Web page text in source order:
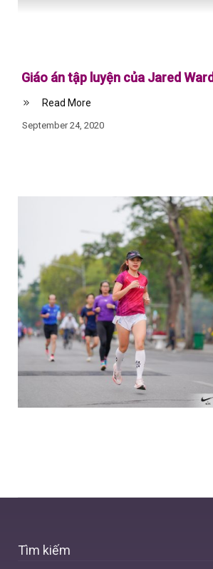
Giáo án tập luyện của Jared Ward
Read More
September 24, 2020
Tìm kiếm